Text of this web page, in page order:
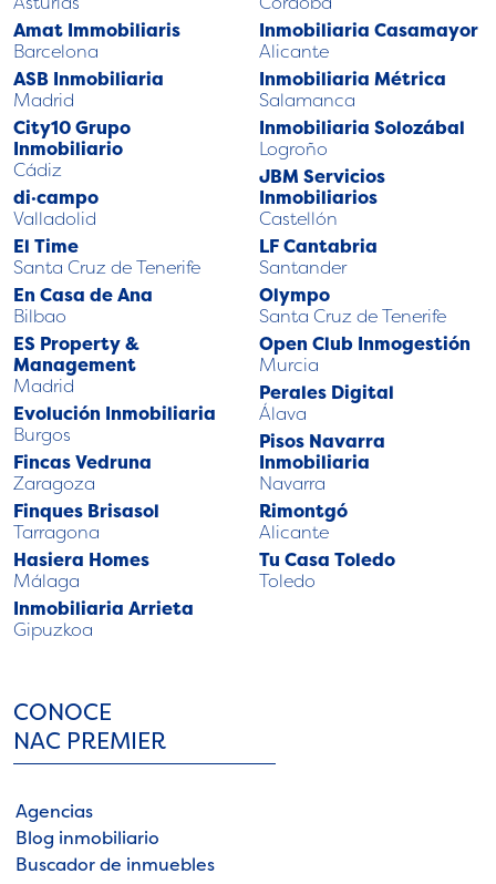
Amat Immobiliaris
Barcelona
ASB Inmobiliaria
Madrid
City10 Grupo
Inmobiliario
Cádiz
di·campo
Valladolid
El Time
Santa Cruz de Tenerife
En Casa de Ana
Bilbao
ES Property &
Management
Madrid
Evolución Inmobiliaria
Burgos
Fincas Vedruna
Zaragoza
Finques Brisasol
Tarragona
Hasiera Homes
Málaga
Inmobiliaria Arrieta
Gipuzkoa
Inmobiliaria Casamayor
Alicante
Inmobiliaria Métrica
Salamanca
Inmobiliaria Solozábal
Logroño
JBM Servicios
Inmobiliarios
Castellón
LF Cantabria
Santander
Olympo
Santa Cruz de Tenerife
Open Club Inmogestión
Murcia
Perales Digital
Álava
Pisos Navarra
Inmobiliaria
Navarra
Rimontgó
Alicante
Tu Casa Toledo
Toledo
CONOCE
NAC PREMIER
Agencias
Blog inmobiliario
Buscador de inmuebles